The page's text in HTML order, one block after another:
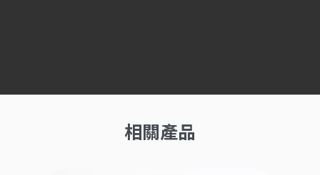
相關產品